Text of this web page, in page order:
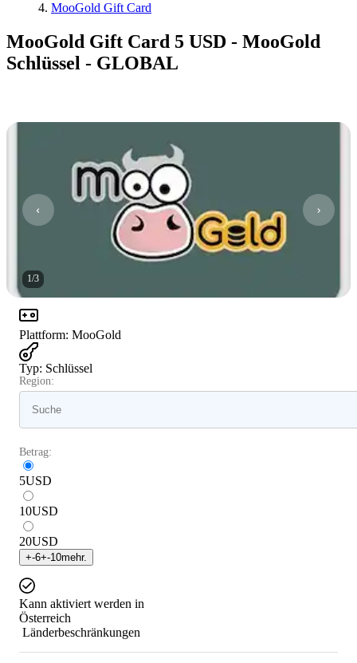
MooGold Gift Card
MooGold Gift Card 5 USD - MooGold
Schlüssel - GLOBAL
1/3
Plattform: MooGold
Typ: Schlüssel
Region:
Betrag:
5USD
10USD
20USD
+-6+-10mehr.
Kann aktiviert werden in
Österreich
Länderbeschränkungen